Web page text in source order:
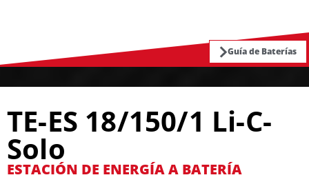
Guía de Baterías
TE-ES 18/150/1 Li-C-
Solo
ESTACIÓN DE ENERGÍA A BATERÍA